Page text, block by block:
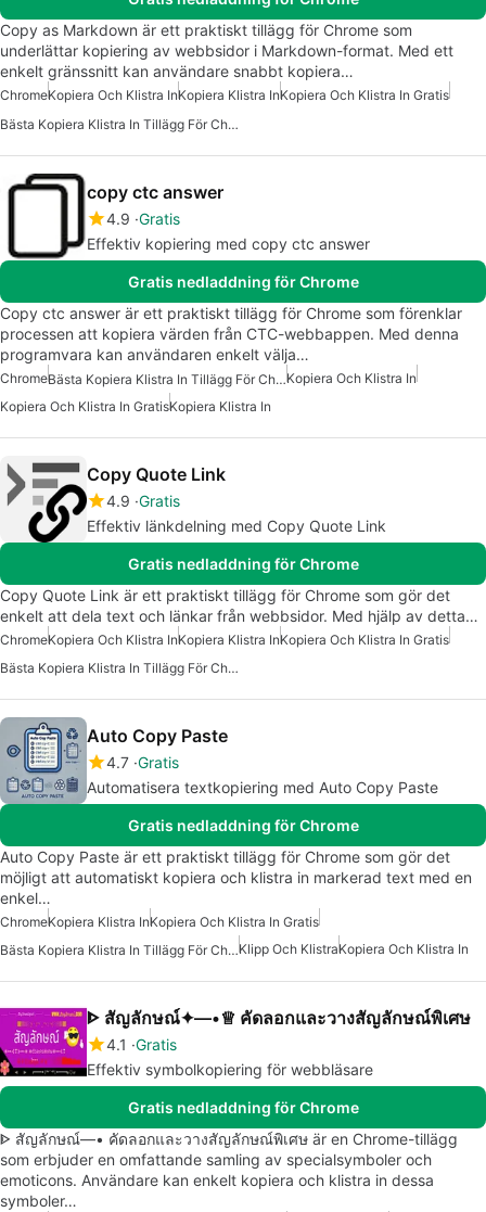
Copy as Markdown är ett praktiskt tillägg för Chrome som
underlättar kopiering av webbsidor i Markdown-format. Med ett
enkelt gränssnitt kan användare snabbt kopiera…
ChromeKopiera Och Klistra InKopiera Klistra InKopiera Och Klistra In Gratis
Bästa Kopiera Klistra In Tillägg För Chrome
copy ctc answer
4.9 Gratis
Effektiv kopiering med copy ctc answer
Gratis nedladdning för Chrome
Copy ctc answer är ett praktiskt tillägg för Chrome som förenklar
processen att kopiera värden från CTC-webbappen. Med denna
programvara kan användaren enkelt välja…
Chrome Bästa Kopiera Klistra In Tillägg För ChromeKopiera Och Klistra In
Kopiera Och Klistra In GratisKopiera Klistra In
Copy Quote Link
4.9 Gratis
Effektiv länkdelning med Copy Quote Link
Gratis nedladdning för Chrome
Copy Quote Link är ett praktiskt tillägg för Chrome som gör det
enkelt att dela text och länkar från webbsidor. Med hjälp av detta…
ChromeKopiera Och Klistra InKopiera Klistra InKopiera Och Klistra In Gratis
Bästa Kopiera Klistra In Tillägg För Chrome
Auto Copy Paste
4.7 Gratis
Automatisera textkopiering med Auto Copy Paste
Gratis nedladdning för Chrome
Auto Copy Paste är ett praktiskt tillägg för Chrome som gör det
möjligt att automatiskt kopiera och klistra in markerad text med en
enkel…
ChromeKopiera Klistra InKopiera Och Klistra In Gratis
Bästa Kopiera Klistra In Tillägg För ChromeKlipp Och KlistraKopiera Och Klistra In
ᐈ สัญลักษณ์✦—•♕ คัดลอกและวางสัญลักษณ์พิเศษ
4.1 Gratis
Effektiv symbolkopiering för webbläsare
Gratis nedladdning för Chrome
ᐈ สัญลักษณ์—• คัดลอกและวางสัญลักษณ์พิเศษ är en Chrome-tillägg
som erbjuder en omfattande samling av specialsymboler och
emoticons. Användare kan enkelt kopiera och klistra in dessa
symboler…